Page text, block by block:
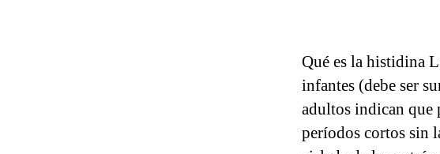
Qué es la histidina
infantes (debe ser
adultos indican que
períodos cortos sin